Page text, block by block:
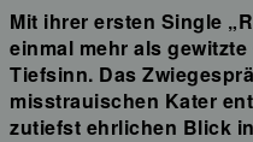
Mit ihrer ersten Single
einmal mehr als
Tiefsinn. Das
misstrauischen Kater
zutiefst ehrlichen Blick